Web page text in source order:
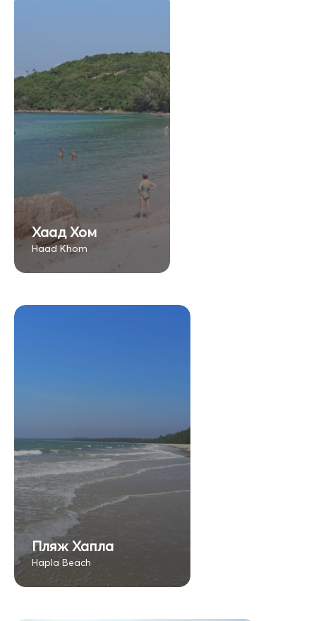
Хаад Хом
Haad Khom
Пляж Хапла
Hapla Beach